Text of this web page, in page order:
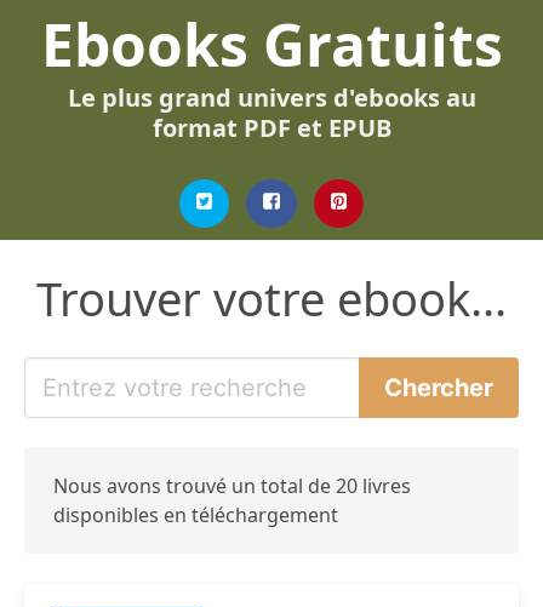
Ebooks Gratuits
Le plus grand univers d'ebooks au
format PDF et EPUB
Trouver votre ebook...
Nous avons trouvé un total de 20 livres
disponibles en téléchargement